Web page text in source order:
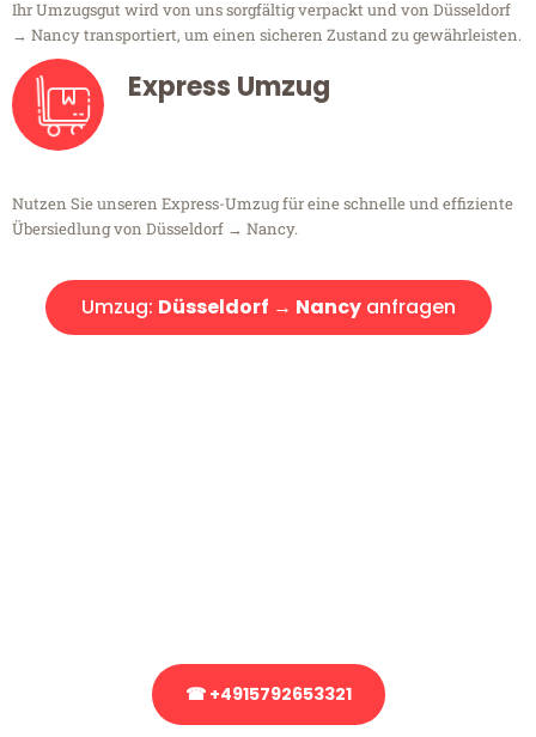
Ihr Umzugsgut wird von uns sorgfältig verpackt und von Düsseldorf
→ Nancy transportiert, um einen sicheren Zustand zu gewährleisten.
Express Umzug
Nutzen Sie unseren Express-Umzug für eine schnelle und effiziente
Übersiedlung von Düsseldorf → Nancy.
Umzug: Düsseldorf → Nancyanfragen
☎ +4915792653321